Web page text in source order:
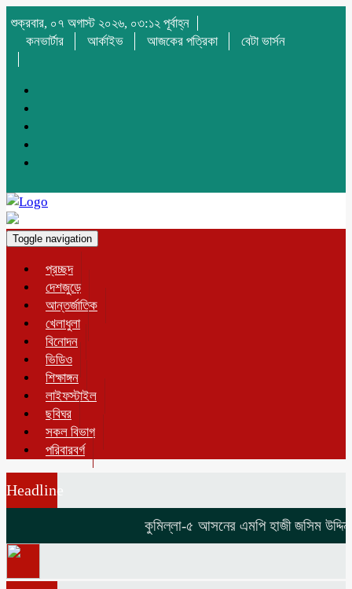
শুক্রবার, ০৭ অগাস্ট ২০২৬, ০৩:১২ পূর্বাহ্ন
কনভার্টার
আর্কাইভ আজকের পত্রিকা বেটা ভার্সন
Toggle navigation
প্রচ্ছদ
দেশজুড়ে
আন্তর্জাতিক
খেলাধুলা
বিনোদন
ভিডিও
শিক্ষাঙ্গন
লাইফস্টাইল
ছবিঘর
সকল বিভাগ
পরিবারবর্গ
Headline
কুমিল্লা-৫ আসনের এমপি হাজী জসিম